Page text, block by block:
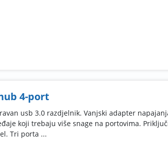
4-port
usb 3.0 razdjelnik. Vanjski adapter
koji trebaju više snage na portovima.
Tri porta ...